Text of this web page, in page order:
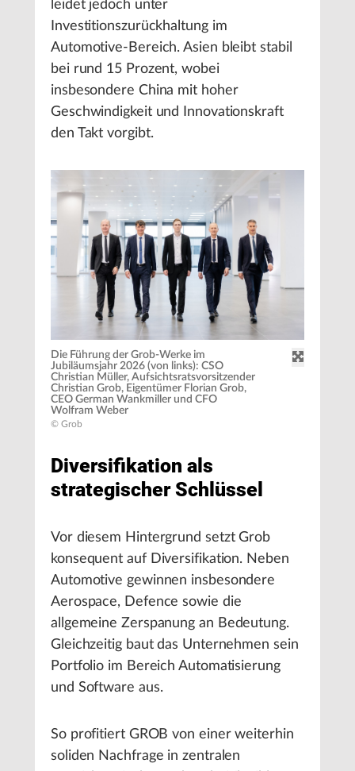
leidet jedoch unter
Investitionszurückhaltung im
Automotive-Bereich. Asien bleibt stabil
bei rund 15 Prozent, wobei
insbesondere China mit hoher
Geschwindigkeit und Innovationskraft
den Takt vorgibt.
Die Führung der Grob-Werke im
Jubiläumsjahr 2026 (von links): CSO
Christian Müller, Aufsichtsratsvorsitzender
Christian Grob, Eigentümer Florian Grob,
CEO German Wankmiller und CFO
Wolfram Weber
© Grob
Diversifikation als
strategischer Schlüssel
Vor diesem Hintergrund setzt Grob
konsequent auf Diversifikation. Neben
Automotive gewinnen insbesondere
Aerospace, Defence sowie die
allgemeine Zerspanung an Bedeutung.
Gleichzeitig baut das Unternehmen sein
Portfolio im Bereich Automatisierung
und Software aus.
So profitiert GROB von einer weiterhin
soliden Nachfrage in zentralen